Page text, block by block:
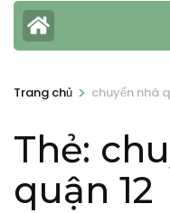
Trang chủ > chuyển nhà
Thẻ:
quận 12